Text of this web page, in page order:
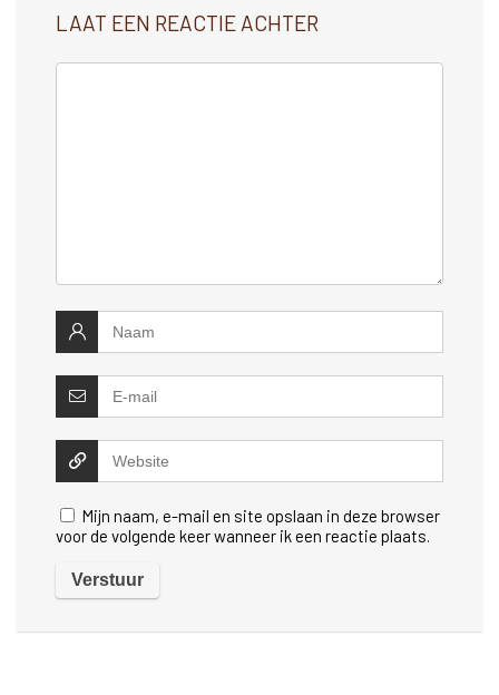
LAAT EEN REACTIE ACHTER
Mijn naam, e-mail en site opslaan in deze browser
voor de volgende keer wanneer ik een reactie plaats.